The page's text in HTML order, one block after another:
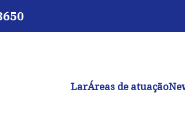
LarÁreas de atuação